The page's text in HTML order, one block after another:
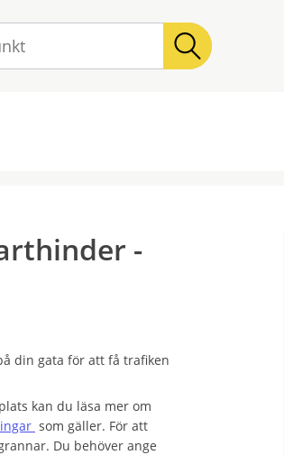
-
din gata för att få trafiken
kan du läsa mer om
som gäller. För att
Du behöver ange